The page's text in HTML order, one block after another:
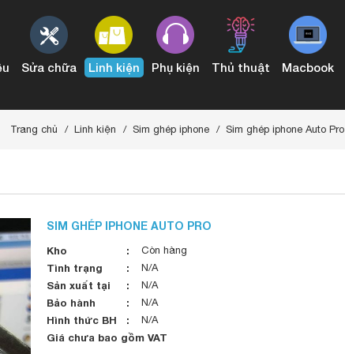
Sửa chữa Linh kiện Phụ kiện Thủ thuật Macbook
Trang chủ Linh kiện Sim ghép iphone Sim ghép iphone Auto Pro
SIM GHÉP IPHONE AUTO PRO
Kho Còn hàng
Tình trạng N/A
Sản xuất tại N/A
Bảo hành N/A
Hình thức BH N/A
Giá chưa bao gồm VAT